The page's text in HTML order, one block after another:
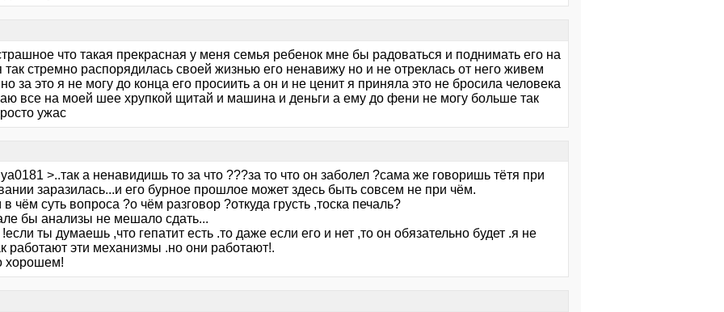
что такая прекрасная у меня семья ребенок мне бы радоваться и поднимать его на
так стремно распорядилась своей жизнью его ненавижу но и не отреклась от него живем
за это я не могу до конца его просиить а он и не ценит я приняла это не бросила человека
все на моей шее хрупкой щитай и машина и деньги а ему до фени не могу больше так
ужас
>..так а ненавидишь то за что ???за то что он заболел ?сама же говоришь тётя при
заразилась...и его бурное прошлое может здесь быть совсем не при чём.
чём суть вопроса ?о чём разговор ?откуда грусть ,тоска печаль?
бы анализы не мешало сдать...
!если ты думаешь ,что гепатит есть .то даже если его и нет ,то он обязательно будет .я не
работают эти механизмы .но они работают!.
хорошем!